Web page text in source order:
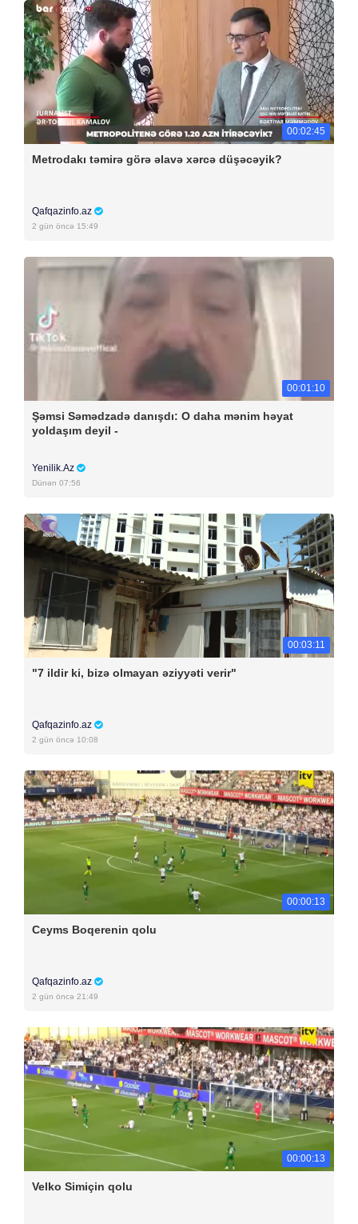
00:02:45
Metrodakı təmirə görə əlavə xərcə düşəcəyik?
Qafqazinfo.az
2 gün öncə 15:49
00:01:10
Şəmsi Səmədzadə danışdı: O daha mənim həyat
yoldaşım deyil -
Yenilik.Az
Dünən 07:56
00:03:11
"7 ildir ki, bizə olmayan əziyyəti verir"
Qafqazinfo.az
2 gün öncə 10:08
00:00:13
Ceyms Boqerenin qolu
Qafqazinfo.az
2 gün öncə 21:49
00:00:13
Velko Simiçin qolu